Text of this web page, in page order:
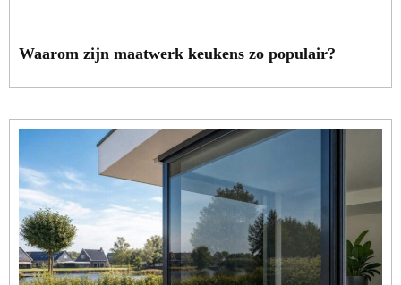
Waarom zijn maatwerk keukens zo populair?